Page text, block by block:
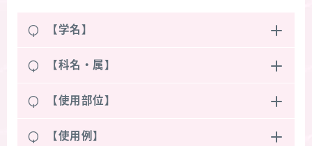
Q 【学名】
Q 【科名・属】
Q 【使用部位】
Q 【使用例】